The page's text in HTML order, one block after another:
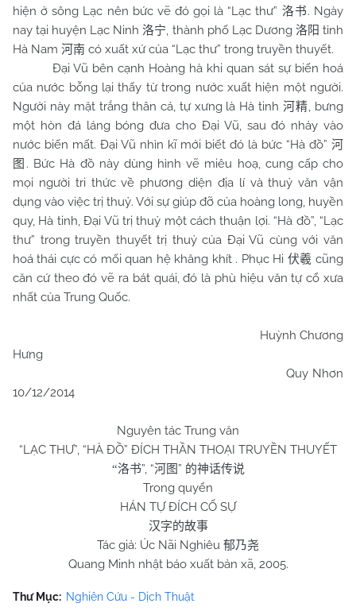
hiện ở sông Lạc nên bức vẽ đó gọi là “Lạc thư” 洛书. Ngày
nay tại huyện Lạc Ninh洛宁, thành phố Lạc Dương 洛阳 tỉnh
Hà Nam 河南 có xuất xứ của “Lạc thư” trong truyền thuyết.
Đại Vũ bên cạnh Hoàng hà khi quan sát sự biến hoá
của nước bỗng lại thấy từ trong nước xuất hiện một người.
Người này mặt trắng thân cá, tự xưng là Hà tinh河精, bưng
một hòn đá láng bóng đưa cho Đại Vũ, sau đó nhảy vào
nước biến mất. Đại Vũ nhìn kĩ mới biết đó là bức “Hà đồ” 河
图 . Bức Hà đồ này dùng hình vẽ miêu hoạ, cung cấp cho
mọi người tri thức về phương diện địa lí và thuỷ văn vận
dụng vào việc trị thuỷ. Với sự giúp đỡ của hoàng long, huyền
quy, Hà tinh, Đại Vũ trị thuỷ một cách thuận lợi. “Hà đồ”, “Lạc
thư” trong truyền thuyết trị thuỷ của Đại Vũ cùng với văn
hoá thái cực có mối quan hệ khăng khít . Phục Hi 伏羲 cũng
căn cứ theo đó vẽ ra bát quái, đó là phù hiệu văn tự cổ xưa
nhất của Trung Quốc.
Huỳnh Chương
Hưng
Quy Nhơn
10/12/2014
Nguyên tác Trung văn
“LẠC THƯ”, “HÀ ĐỒ” ĐÍCH THẦN THOẠI TRUYỀN THUYẾT
“洛书”, “河图 ” 的神话传说
Trong quyển
HÁN TỰ ĐÍCH CỐ SỰ
汉字的故事
Tác giả: Úc Nãi Nghiêu 郁乃尧
Quang Minh nhật báo xuất bản xã, 2005.
Thư Mục: Nghiên Cứu - Dịch Thuật